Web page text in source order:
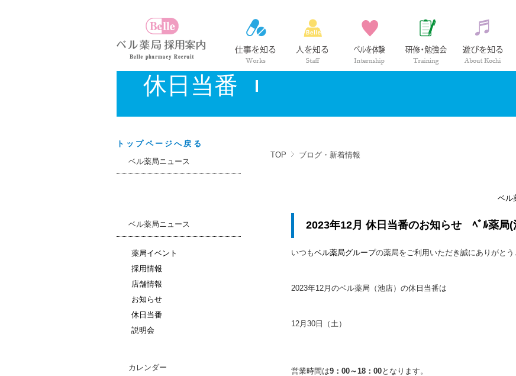
ベル薬局の仕事 社員紹介 インターンシップ 研修・勉強会
休日当番
TOP ブログ・新着情報
ベル
2023年12月 休日当番のお知らせ ﾍﾞﾙ薬局(
いつもベル薬局グループの薬局をご利用いただき誠にありがとう
2023年12月のベル薬局（池店）の休日当番は
12月30日（土）
営業時間は9：00～18：00となります。
トップページへ戻る
ベル薬局ニュース
ベル薬局ニュース
薬局イベント
採用情報
店舗情報
お知らせ
休日当番
説明会
カレンダー